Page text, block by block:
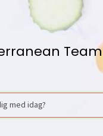
Team